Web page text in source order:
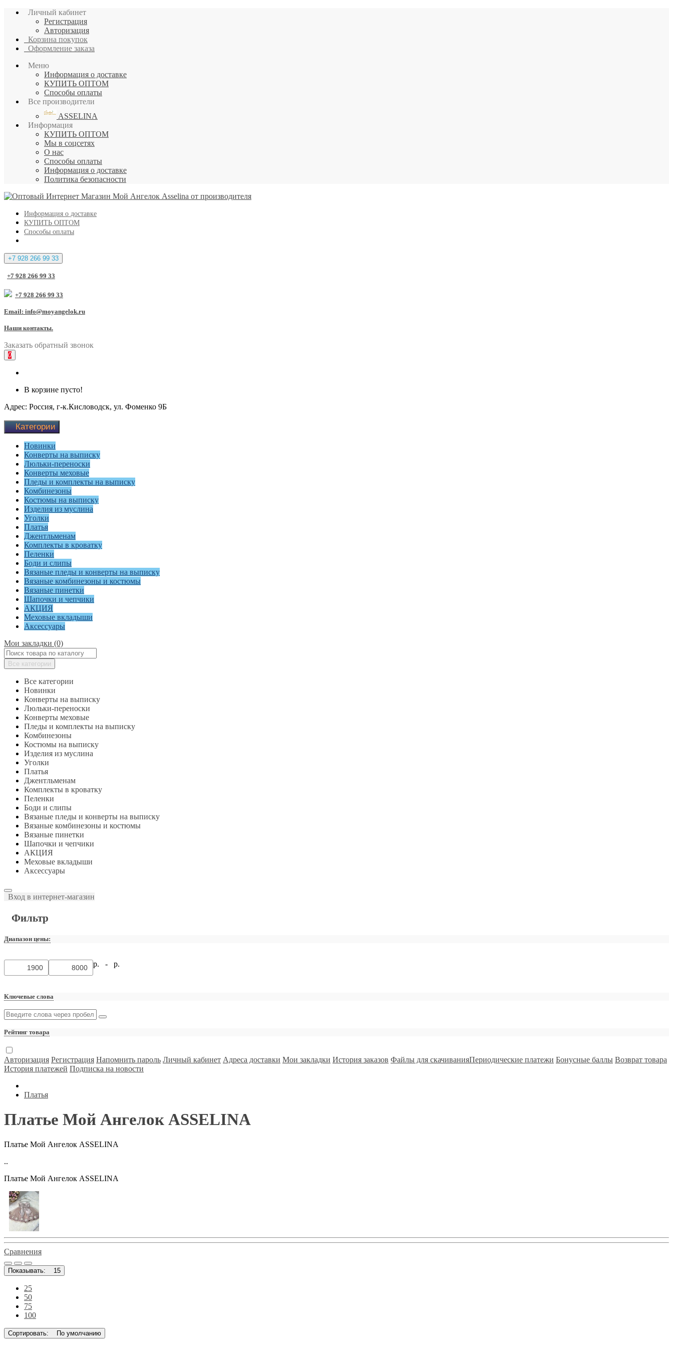
Личный кабинет
Регистрация
Авторизация
Корзина покупок
Оформление заказа
Меню
Информация о доставке
КУПИТЬ ОПТОМ
Способы оплаты
Все производители
ASSELINA
Информация
КУПИТЬ ОПТОМ
Мы в соцсетях
О нас
Способы оплаты
Информация о доставке
Политика безопасности
Информация о доставке
КУПИТЬ ОПТОМ
Способы оплаты
+7 928 266 99 33
+7 928 266 99 33
+7 928 266 99 33
Email: info@moyangelok.ru
Наши контакты.
Заказать обратный звонок
0
В корзине пусто!
Адрес: Россия, г-к.Кисловодск, ул. Фоменко 9Б
Категории
Новинки
Конверты на выписку
Люльки-переноски
Конверты меховые
Пледы и комплекты на выписку
Комбинезоны
Костюмы на выписку
Изделия из муслина
Уголки
Платья
Джентльменам
Комплекты в кроватку
Пеленки
Боди и слипы
Вязаные пледы и конверты на выписку
Вязаные комбинезоны и костюмы
Вязаные пинетки
Шапочки и чепчики
АКЦИЯ
Меховые вкладыши
Аксессуары
Мои закладки (0)
Все категории
Все категории
Новинки
Конверты на выписку
Люльки-переноски
Конверты меховые
Пледы и комплекты на выписку
Комбинезоны
Костюмы на выписку
Изделия из муслина
Уголки
Платья
Джентльменам
Комплекты в кроватку
Пеленки
Боди и слипы
Вязаные пледы и конверты на выписку
Вязаные комбинезоны и костюмы
Вязаные пинетки
Шапочки и чепчики
АКЦИЯ
Меховые вкладыши
Аксессуары
Вход в интернет-магазин
Фильтр
Диапазон цены:
р. - р.
Ключевые слова
Рейтинг товара
Авторизация Регистрация Напомнить пароль Личный кабинет Адреса доставки Мои закладки История заказов Файлы для скачиванияПериодические платежи Бонусные баллы Возврат товара
История платежей Подписка на новости
Платья
Платье Мой Ангелок ASSELINA
Платье Мой Ангелок ASSELINA
..
Платье Мой Ангелок ASSELINA
Сравнения
Показывать: 15
25
50
75
100
Сортировать: По умолчанию